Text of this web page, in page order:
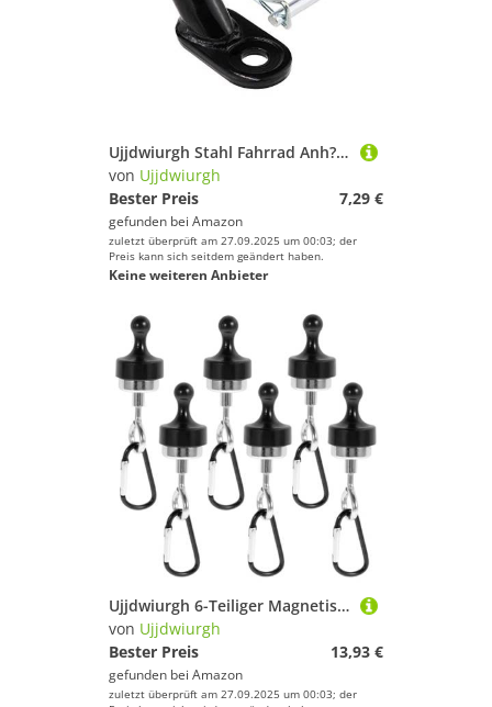
Ujjdwiurgh Stahl Fahrrad Anh?nger Kupplung Anhang Ellbogen Fahrrad Anh?nger Anh?ngerkupplung Adaptor Fahrrad Zubeh?r f¨¹r Fahrrad Anh?nger
von Ujjdwiurgh
Bester Preis
7,29 €
gefunden bei Amazon
zuletzt überprüft am 27.09.2025 um 00:03; der
Preis kann sich seitdem geändert haben.
Keine weiteren Anbieter
Ujjdwiurgh 6-Teiliger Magnetischer Baldachinhaken, Tragbarer Magnetischer Haken f¨¹r Campingzelte mit Karabiner zum Aufh?ngen An Kreuzfahrtschiffen, Stabiler Magnet-Clip-Aufh?nger
von Ujjdwiurgh
Bester Preis
13,93 €
gefunden bei Amazon
zuletzt überprüft am 27.09.2025 um 00:03; der